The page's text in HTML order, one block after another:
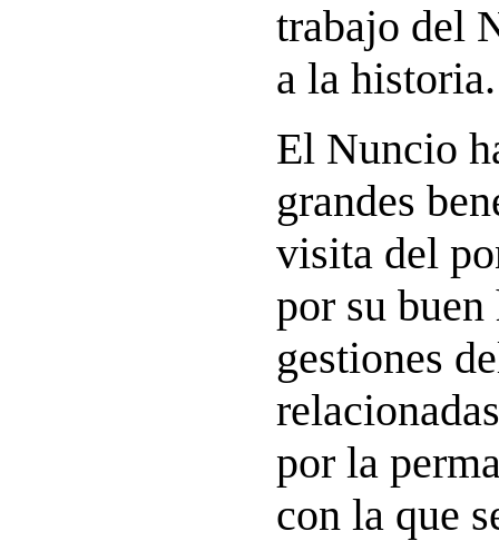
trabajo del
a la historia.
El Nuncio
grandes
visita del
por su buen
gestiones
por la
con la que